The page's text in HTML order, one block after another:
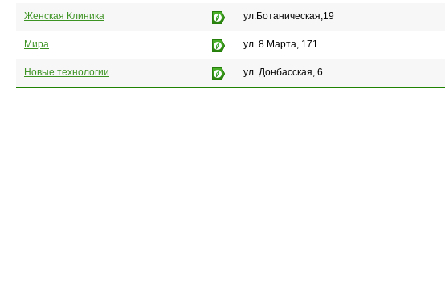
Женская Клиника ул.Ботаническая,19
Мира ул. 8 Марта, 171
Новые технологии ул. Донбасская, 6